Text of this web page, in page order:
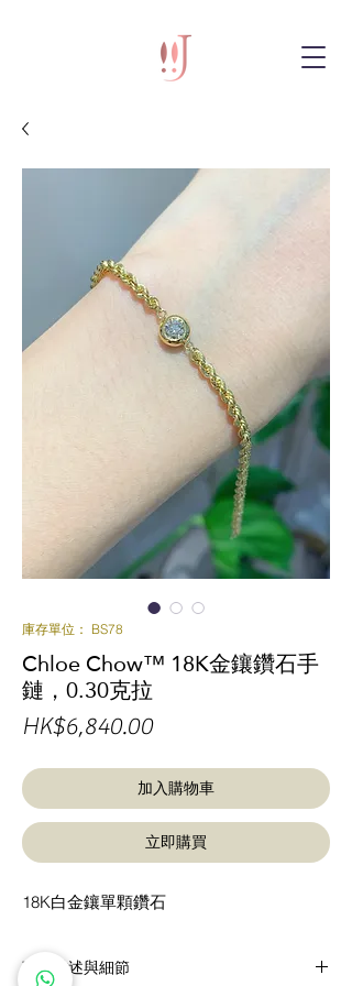
庫存單位： BS78
Chloe Chow™ 18K金鑲鑽石手
鏈，0.30克拉
HK$6,840.00價
加入購物車
立即購買
18K白金鑲單顆鑽石
商品描述與細節